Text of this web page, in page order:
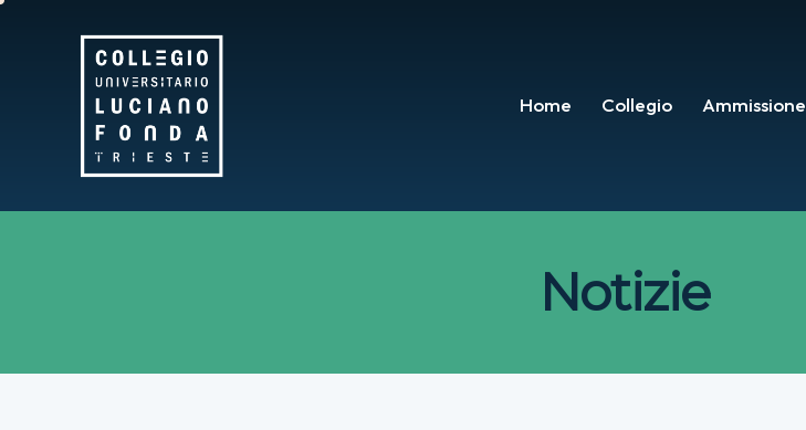
Home Collegio Ammissione
Notizie